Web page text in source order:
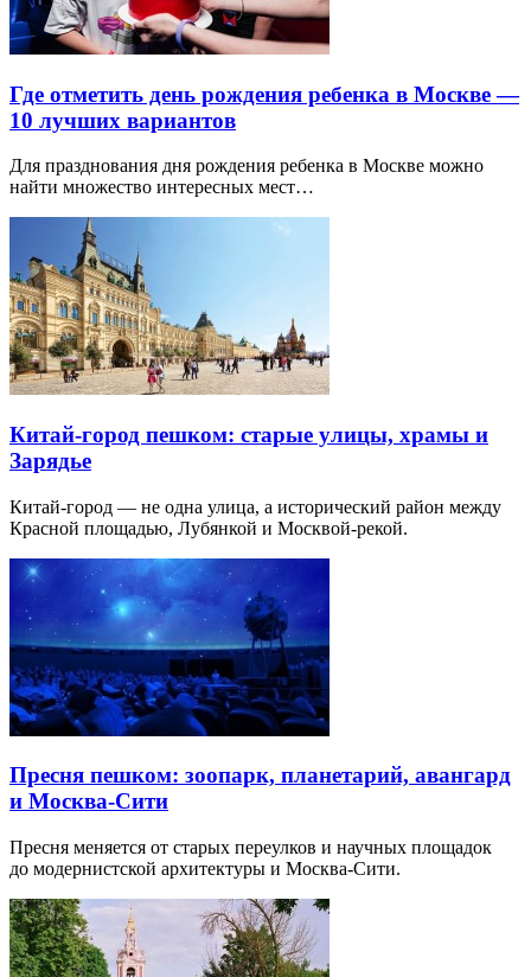
Где отметить день рождения ребенка в Москве —
10 лучших вариантов
Для празднования дня рождения ребенка в Москве можно
найти множество интересных мест…
Китай-город пешком: старые улицы, храмы и
Зарядье
Китай-город — не одна улица, а исторический район между
Красной площадью, Лубянкой и Москвой-рекой.
Пресня пешком: зоопарк, планетарий, авангард
и Москва-Сити
Пресня меняется от старых переулков и научных площадок
до модернистской архитектуры и Москва-Сити.